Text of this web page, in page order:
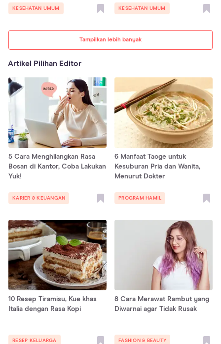
Tampilkan lebih banyak
KESEHATAN UMUM KESEHATAN UMUM
Artikel Pilihan Editor
5 Cara Menghilangkan Rasa
Bosan di Kantor, Coba Lakukan
Yuk!
KARIER & KEUANGAN
6 Manfaat Taoge untuk
Kesuburan Pria dan Wanita,
Menurut Dokter
PROGRAM HAMIL
10 Resep Tiramisu, Kue khas
Italia dengan Rasa Kopi
RESEP KELUARGA
8 Cara Merawat Rambut yang
Diwarnai agar Tidak Rusak
FASHION & BEAUTY